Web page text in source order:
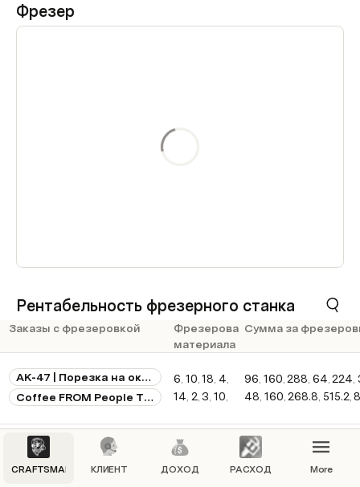
Фрезер
Рентабельность фрезерного станка
Заказы с фрезеровкой
Фрезерование
материала
Сумма за
AK-47 | Порезка на окно авто
Coffee FROM People TO People
Folia Flowers Neon Warshawa
Neon Lever Coffee
6 10 18 4
14 2 3 10
30 5 20
50
7 8 10
96 160 288 64 224
48 160 268.8 515.2
224 112 128 160 96
96
256
224 560 Show 28
CRAFTSMAN КЛИЕНТ ДОХОД РАСХОД More